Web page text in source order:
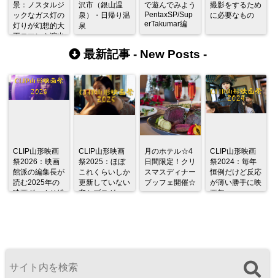
景：ノスタルジ
ックなガス灯の
灯りが幻想的大
正ロマンを演出
沢市（銀山温
泉）・日帰り温
泉
で遊んでみよう
PentaxSP/Sup
erTakumar編
撮影をするため
に必要なもの
最新記事 - New Posts -
CLIP山形映画
祭2026：映画
館派の編集長が
読む2025年の
映画ざっくり総
CLIP山形映画
祭2025：ほぼ
これくらいしか
更新していない
変なブログ
月のホテル☆4
日間限定！クリ
スマスディナー
ブッフェ開催☆
CLIP山形映画
祭2024：毎年
恒例だけど反応
が薄い勝手に映
画祭